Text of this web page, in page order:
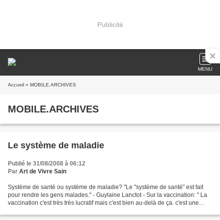
Publicité
MENU
Accueil » MOBILE.ARCHIVES
MOBILE.ARCHIVES
Le système de maladie
Publié le 31/08/2008 à 06:12
Par Art de Vivre Sain
Système de santé ou système de maladie? "Le "système de santé" est fait
pour rendre les gens malades." - Guylaine Lanctot - Sur la vaccination: " La
vaccination c'est très très lucratif mais c'est bien au-delà de ça. c'est une